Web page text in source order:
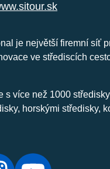
je největší firemní síť
ve střediscích
s více než 1000
horskými středisky,